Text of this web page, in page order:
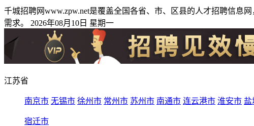
千城招聘网www.zpw.net是覆盖全国各省、市、区县的人才招聘信息
需求。 2026年08月10日 星期一
江苏省
南京市 无锡市 徐州市 常州市 苏州市 南通市 连云港市 淮安市 盐
宿迁市